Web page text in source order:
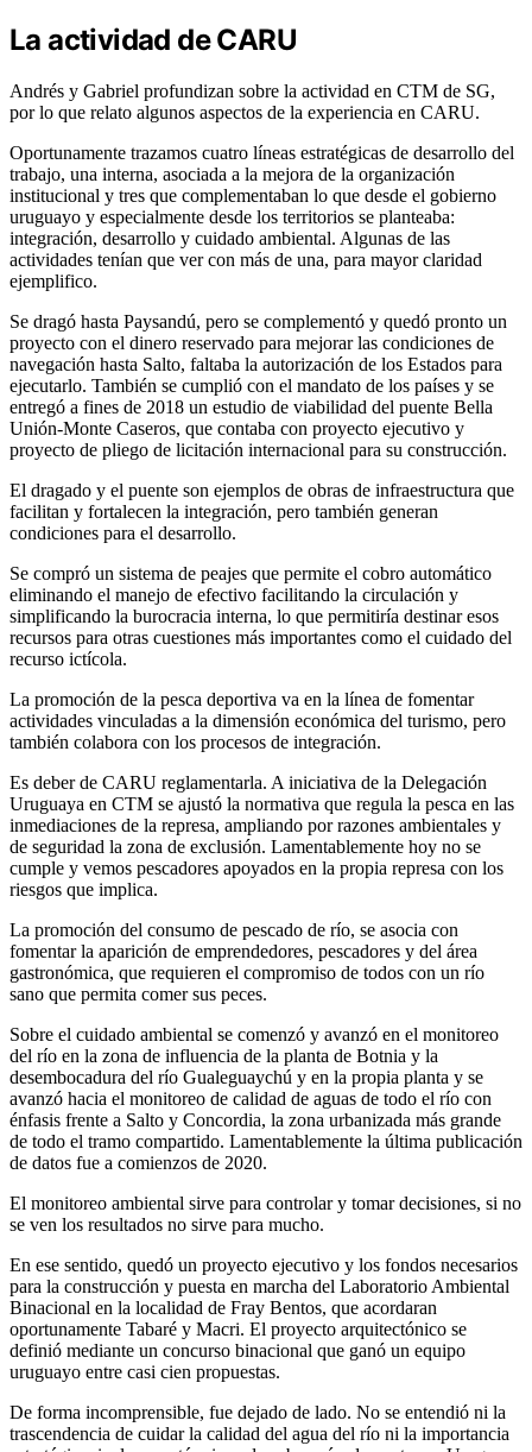
La actividad de CARU
Andrés y Gabriel profundizan sobre la actividad en CTM de SG,
por lo que relato algunos aspectos de la experiencia en CARU.
Oportunamente trazamos cuatro líneas estratégicas de desarrollo del
trabajo, una interna, asociada a la mejora de la organización
institucional y tres que complementaban lo que desde el gobierno
uruguayo y especialmente desde los territorios se planteaba:
integración, desarrollo y cuidado ambiental. Algunas de las
actividades tenían que ver con más de una, para mayor claridad
ejemplifico.
Se dragó hasta Paysandú, pero se complementó y quedó pronto un
proyecto con el dinero reservado para mejorar las condiciones de
navegación hasta Salto, faltaba la autorización de los Estados para
ejecutarlo. También se cumplió con el mandato de los países y se
entregó a fines de 2018 un estudio de viabilidad del puente Bella
Unión-Monte Caseros, que contaba con proyecto ejecutivo y
proyecto de pliego de licitación internacional para su construcción.
El dragado y el puente son ejemplos de obras de infraestructura que
facilitan y fortalecen la integración, pero también generan
condiciones para el desarrollo.
Se compró un sistema de peajes que permite el cobro automático
eliminando el manejo de efectivo facilitando la circulación y
simplificando la burocracia interna, lo que permitiría destinar esos
recursos para otras cuestiones más importantes como el cuidado del
recurso ictícola.
La promoción de la pesca deportiva va en la línea de fomentar
actividades vinculadas a la dimensión económica del turismo, pero
también colabora con los procesos de integración.
Es deber de CARU reglamentarla. A iniciativa de la Delegación
Uruguaya en CTM se ajustó la normativa que regula la pesca en las
inmediaciones de la represa, ampliando por razones ambientales y
de seguridad la zona de exclusión. Lamentablemente hoy no se
cumple y vemos pescadores apoyados en la propia represa con los
riesgos que implica.
La promoción del consumo de pescado de río, se asocia con
fomentar la aparición de emprendedores, pescadores y del área
gastronómica, que requieren el compromiso de todos con un río
sano que permita comer sus peces.
Sobre el cuidado ambiental se comenzó y avanzó en el monitoreo
del río en la zona de influencia de la planta de Botnia y la
desembocadura del río Gualeguaychú y en la propia planta y se
avanzó hacia el monitoreo de calidad de aguas de todo el río con
énfasis frente a Salto y Concordia, la zona urbanizada más grande
de todo el tramo compartido. Lamentablemente la última publicación
de datos fue a comienzos de 2020.
El monitoreo ambiental sirve para controlar y tomar decisiones, si no
se ven los resultados no sirve para mucho.
En ese sentido, quedó un proyecto ejecutivo y los fondos necesarios
para la construcción y puesta en marcha del Laboratorio Ambiental
Binacional en la localidad de Fray Bentos, que acordaran
oportunamente Tabaré y Macri. El proyecto arquitectónico se
definió mediante un concurso binacional que ganó un equipo
uruguayo entre casi cien propuestas.
De forma incomprensible, fue dejado de lado. No se entendió ni la
trascendencia de cuidar la calidad del agua del río ni la importancia